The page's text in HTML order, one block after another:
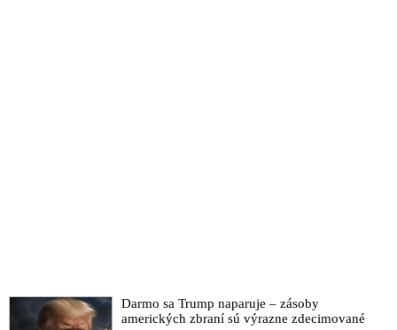
Darmo sa Trump naparuje – zásoby
amerických zbraní sú výrazne zdecimované